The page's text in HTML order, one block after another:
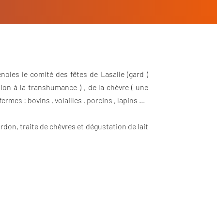
le comité des fêtes de Lasalle (gard )
à la transhumance ) , de la chèvre ( une
: bovins , volailles , porcins , lapins …
traite de chèvres et dégustation de lait